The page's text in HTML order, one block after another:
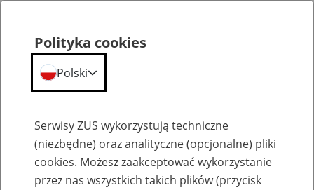
Szkolenia
Polityka cookies
Polski
Serwisy ZUS wykorzystują techniczne
(niezbędne) oraz analityczne (opcjonalne) pliki
cookies. Możesz zaakceptować wykorzystanie
przez nas wszystkich takich plików (przycisk